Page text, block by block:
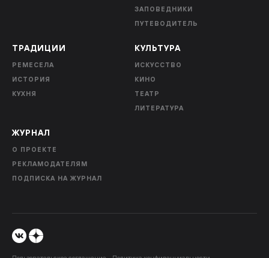
ЗАПОВЕДНИКИ
ПУТЕВОДИТЕЛЬ
ТРАДИЦИИ
РЕМЕСЕЛА
ИСТОРИЯ
КУХНЯ
КУЛЬТУРА
ИСКУССТВО
КИНО
ТЕАТР
ЛИТЕРАТУРА
ЖУРНАЛ
О ПРОЕКТЕ
РЕКЛАМОДАТЕЛЯМ
ПОДПИСКА НА ЖУРНАЛ